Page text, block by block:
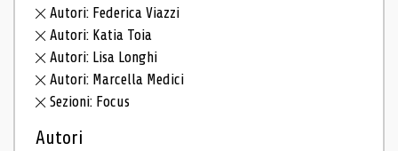
Autori: Federica Viazzi
Autori: Katia Toia
Autori: Lisa Longhi
Autori: Marcella Medici
Sezioni: Focus
Autori